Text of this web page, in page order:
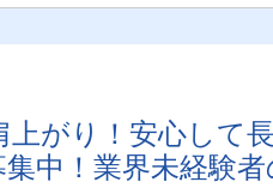
上がり！安心して
中！業界未経験者